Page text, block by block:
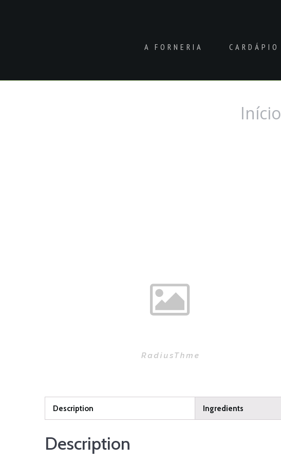
A FORNERIA CARDÁPIO
Início
Description Ingredients
Description